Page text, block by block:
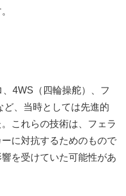
4WS（四輪操舵）、フ
ど、当時としては先進的
これらの技術は、フェラ
に対抗するためのもので
を受けていた可能性があ